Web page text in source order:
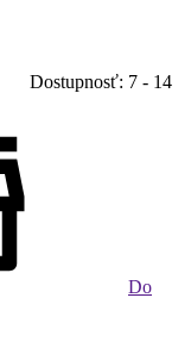
Dostupnosť: 7 - 14
Do